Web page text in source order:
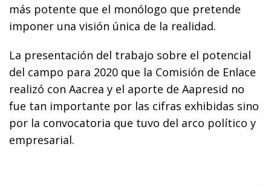
más potente que el monólogo que pretende
imponer una visión única de la realidad.
La presentación del trabajo sobre el potencial
del campo para 2020 que la Comisión de Enlace
realizó con Aacrea y el aporte de Aapresid no
fue tan importante por las cifras exhibidas sino
por la convocatoria que tuvo del arco político y
empresarial.